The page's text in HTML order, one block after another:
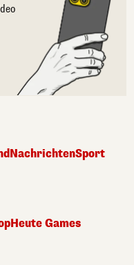
NachrichtenSport
Heute Games